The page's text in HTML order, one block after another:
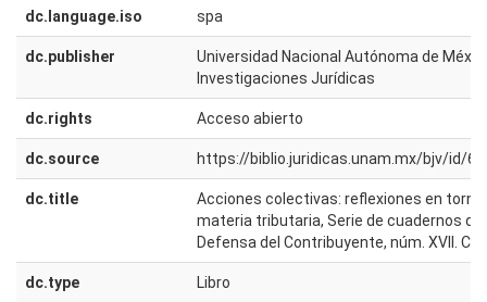
dc.language.iso spa
dc.publisher
Universidad Nacional Autónoma de
Investigaciones Jurídicas
dc.rights Acceso abierto
dc.source https://biblio.juridicas.unam.mx/bjv/id/
dc.title
Acciones colectivas: reflexiones en torno
materia tributaria, Serie de cuadernos de
Defensa del Contribuyente, núm. XVII.
dc.type Libro